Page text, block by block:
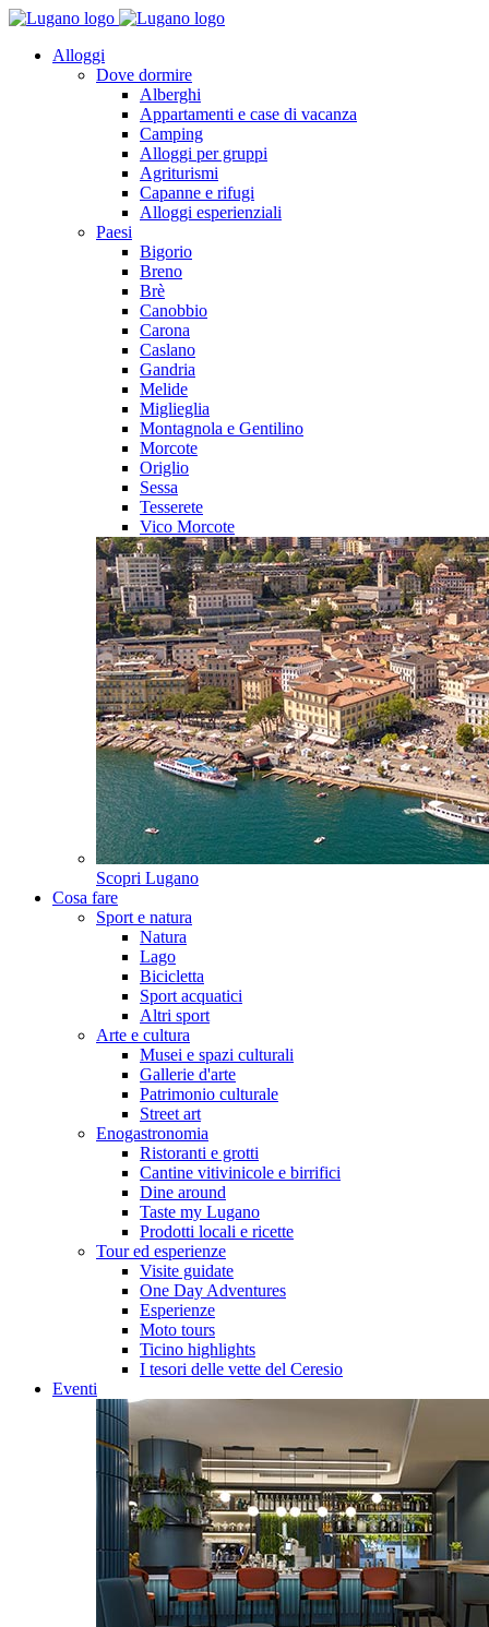
Alloggi
Dove dormire
Alberghi
Appartamenti e case di vacanza
Camping
Alloggi per gruppi
Agriturismi
Capanne e rifugi
Alloggi esperienziali
Paesi
Bigorio
Breno
Brè
Canobbio
Carona
Caslano
Gandria
Melide
Miglieglia
Montagnola e Gentilino
Morcote
Origlio
Sessa
Tesserete
Vico Morcote
Scopri Lugano
Cosa fare
Sport e natura
Natura
Lago
Bicicletta
Sport acquatici
Altri sport
Arte e cultura
Musei e spazi culturali
Gallerie d'arte
Patrimonio culturale
Street art
Enogastronomia
Ristoranti e grotti
Cantine vitivinicole e birrifici
Dine around
Taste my Lugano
Prodotti locali e ricette
Tour ed esperienze
Visite guidate
One Day Adventures
Esperienze
Moto tours
Ticino highlights
I tesori delle vette del Ceresio
Eventi